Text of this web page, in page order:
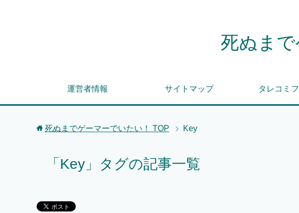
死ぬまで
運営者情報 サイトマップ タレコミ
死ぬまでゲーマーでいたい！ TOP Key
「Key」タグの記事一覧